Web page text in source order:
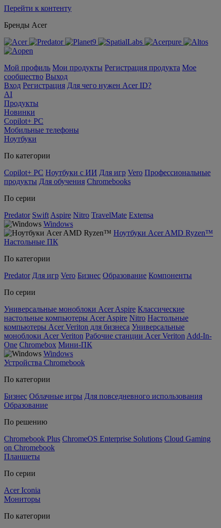
Перейти к контенту
Бренды Acer
Мой профиль Мои продукты Регистрация продукта Мое
сообщество Выход
Вход Регистрация Для чего нужен Acer ID?
AI
Продукты
Новинки
Copilot+ PC
Мобильные телефоны
Ноутбуки
По категории
Copilot+ PC Ноутбуки с ИИ Для игр Vero Профессиональные
продукты Для обучения Chromebooks
По серии
Predator Swift Aspire Nitro TravelMate Extensa
Windows
Ноутбуки Acer AMD Ryzen™
Настольные ПК
По категории
Predator Для игр Vero Бизнес Образование Компоненты
По серии
Универсальные моноблоки Acer Aspire Классические
настольные компьютеры Acer Aspire Nitro Настольные
компьютеры Acer Veriton для бизнеса Универсальные
моноблоки Acer Veriton Рабочие станции Acer Veriton Add-In-
One Chromebox Мини-ПК
Windows
Устройства Chromebook
По категории
Бизнес Облачные игры Для повседневного использования
Образование
По решению
Chromebook Plus ChromeOS Enterprise Solutions Cloud Gaming
on Chromebook
Планшеты
По серии
Acer Iconia
Мониторы
По категории